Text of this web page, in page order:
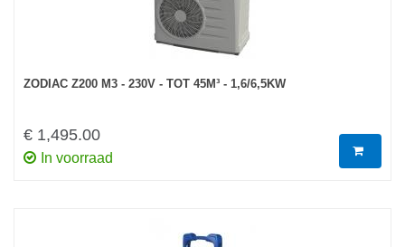
ZODIAC Z200 M3 - 230V - TOT 45M³ - 1,6/6,5KW
€ 1,495.00
In voorraad